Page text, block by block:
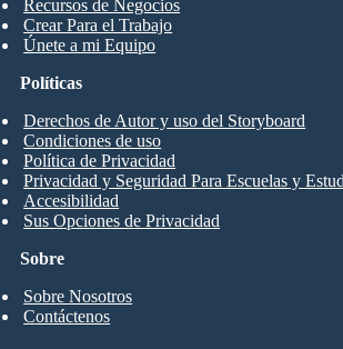
Recursos de Negocios
Crear Para el Trabajo
Únete a mi Equipo
Sobre
Sobre Nosotros
Contáctenos
Políticas
Derechos de Autor y uso del Storyboard
Condiciones de uso
Política de Privacidad
Privacidad y Seguridad Para Escuelas y
Accesibilidad
Sus Opciones de Privacidad